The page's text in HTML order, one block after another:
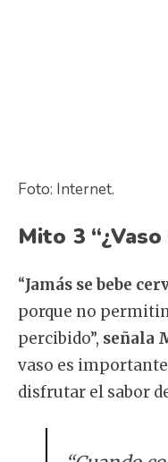
Foto: Internet.
Mito 3
“Jamás se bebe
porque no
percibido”, señala
vaso es importante
disfrutar el sabor